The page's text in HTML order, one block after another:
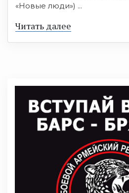
«Новые люди») ...
Читать далее